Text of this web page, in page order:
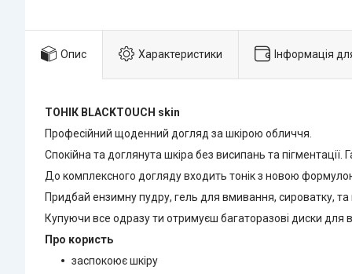
Опис Характеристики Інформація
ТОНІК BLACKTOUCH skin
Професійний щоденний догляд за шкірою обличчя.
Спокійна та доглянута шкіра без висипань та
До комплексного догляду входить тонік з новою
Придбай ензимну пудру, гель для вмивання, сироватку, та
Купуючи все одразу ти отримуєш багаторазові диски для
Про користь
заспокоює шкіру